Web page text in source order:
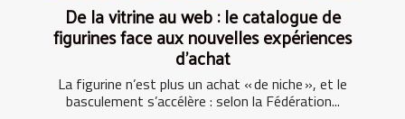
De la vitrine au web : le catalogue de
figurines face aux nouvelles expériences
d’achat
La figurine n’est plus un achat « de niche », et le
basculement s’accélère : selon la Fédération...